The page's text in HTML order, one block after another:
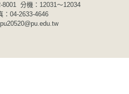
8001 分機：12031～12034
：04-2633-4646